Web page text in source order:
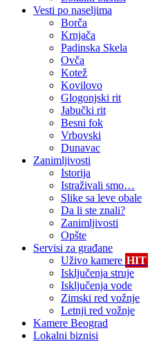
Vesti po naseljima
Borča
Krnjača
Padinska Skela
Ovča
Kotež
Kovilovo
Glogonjski rit
Jabučki rit
Besni fok
Vrbovski
Dunavac
Zanimljivosti
Istorija
Istraživali smo…
Slike sa leve obale
Da li ste znali?
Zanimljivosti
Opšte
Servisi za građane
Uživo kamere HIT
Isključenja struje
Isključenja vode
Zimski red vožnje
Letnji red vožnje
Kamere Beograd
Lokalni biznisi